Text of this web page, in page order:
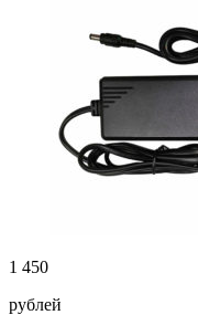
1 450
рублей